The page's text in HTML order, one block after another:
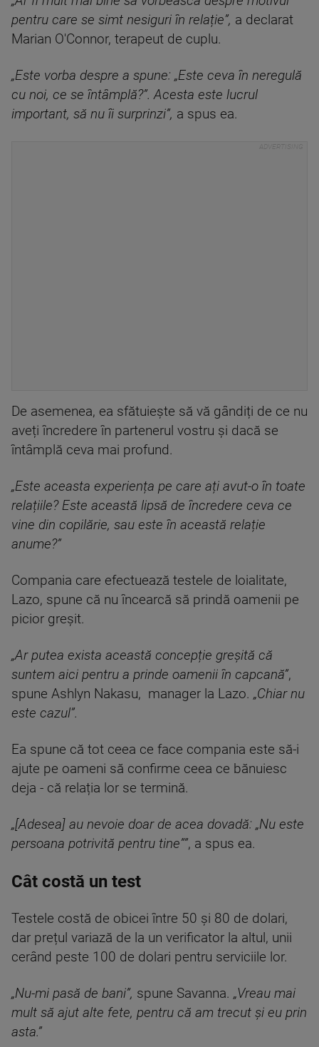
pentru care se simt nesiguri în relație”, a declarat
Marian O'Connor, terapeut de cuplu.
„Este vorba despre a spune: „Este ceva în neregulă
cu noi, ce se întâmplă?”. Acesta este lucrul
important, să nu îi surprinzi”, a spus ea.
De asemenea, ea sfătuiește să vă gândiți de ce nu
aveți încredere în partenerul vostru și dacă se
întâmplă ceva mai profund.
„Este aceasta experiența pe care ați avut-o în toate
relațiile? Este această lipsă de încredere ceva ce
vine din copilărie, sau este în această relație
anume?”
Compania care efectuează testele de loialitate,
Lazo, spune că nu încearcă să prindă oamenii pe
picior greșit.
„Ar putea exista această concepție greșită că
suntem aici pentru a prinde oamenii în capcană”,
spune Ashlyn Nakasu, manager la Lazo. „Chiar nu
este cazul”.
Ea spune că tot ceea ce face compania este să-i
ajute pe oameni să confirme ceea ce bănuiesc
deja - că relația lor se termină.
„[Adesea] au nevoie doar de acea dovadă: „Nu este
persoana potrivită pentru tine””, a spus ea.
Cât costă un test
Testele costă de obicei între 50 și 80 de dolari,
dar prețul variază de la un verificator la altul, unii
cerând peste 100 de dolari pentru serviciile lor.
„Nu-mi pasă de bani”, spune Savanna. „Vreau mai
mult să ajut alte fete, pentru că am trecut și eu prin
asta.”